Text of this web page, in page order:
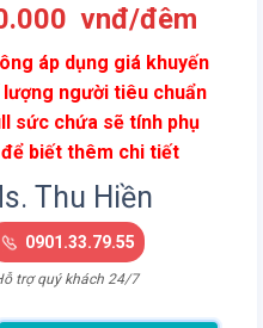
vnđ/đêmGiá
hiện
tại
là:
áp dụng giá khuyến
lượng người tiêu chuẩn
sức chứa sẽ tính phụ
biết thêm chi tiết
Thu Hiền
0901.33.79.55
trợ quý khách 24/7